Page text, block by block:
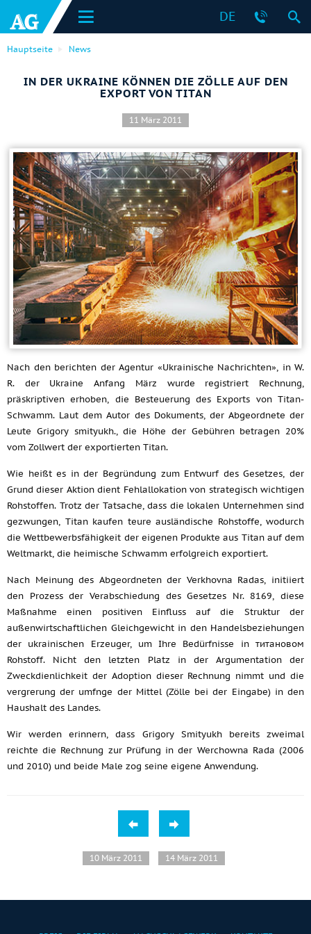
DE
Hauptseite News
IN DER UKRAINE KÖNNEN DIE ZÖLLE AUF DEN
EXPORT VON TITAN
11 März 2011
Nach den berichten der Agentur «Ukrainische Nachrichten», in W.
R. der Ukraine Anfang März wurde registriert Rechnung,
präskriptiven erhoben, die Besteuerung des Exports von Titan-
Schwamm. Laut dem Autor des Dokuments, der Abgeordnete der
Leute Grigory smityukh., die Höhe der Gebühren betragen 20%
vom Zollwert der exportierten Titan.
Wie heißt es in der Begründung zum Entwurf des Gesetzes, der
Grund dieser Aktion dient Fehlallokation von strategisch wichtigen
Rohstoffen. Trotz der Tatsache, dass die lokalen Unternehmen sind
gezwungen, Titan kaufen teure ausländische Rohstoffe, wodurch
die Wettbewerbsfähigkeit der eigenen Produkte aus Titan auf dem
Weltmarkt, die heimische Schwamm erfolgreich exportiert.
Nach Meinung des Abgeordneten der Verkhovna Radas, initiiert
den Prozess der Verabschiedung des Gesetzes Nr. 8169, diese
Maßnahme einen positiven Einfluss auf die Struktur der
außenwirtschaftlichen Gleichgewicht in den Handelsbeziehungen
der ukrainischen Erzeuger, um Ihre Bedürfnisse in титановом
Rohstoff. Nicht den letzten Platz in der Argumentation der
Zweckdienlichkeit der Adoption dieser Rechnung nimmt und die
vergrerung der umfnge der Mittel (Zölle bei der Eingabe) in den
Haushalt des Landes.
Wir werden erinnern, dass Grigory Smityukh bereits zweimal
reichte die Rechnung zur Prüfung in der Werchowna Rada (2006
und 2010) und beide Male zog seine eigene Anwendung.
10 März 2011 14 März 2011